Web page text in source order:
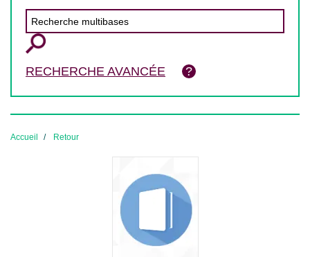
RECHERCHE AVANCÉE
Accueil Retour